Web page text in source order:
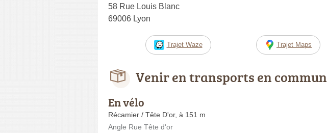
58 Rue Louis Blanc
69006 Lyon
Trajet Waze Trajet Maps
Venir en transports en commun
En vélo
Récamier / Tête D'or, à 151 m
Angle Rue Tête d'or